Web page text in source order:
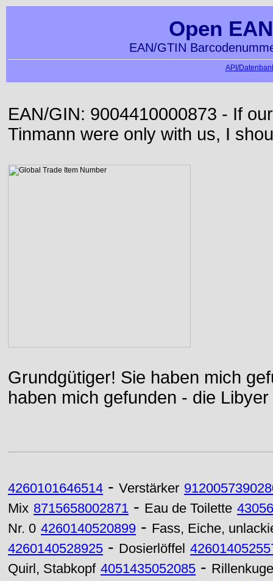
Open
EAN/GTIN
API/
EAN/GIN: 9004410000873 - If
Tinmann were only with us, I
Grundgütiger! Sie haben mich
haben mich gefunden - die
4260101646514 - Verstärker
Mix 8715658002871 - Eau de Toilette
Nr. 0 4260140520899 - Fass, Eiche,
4260140528925 - Dosierlöffel
Quirl, Stabkopf 4051435052085 -